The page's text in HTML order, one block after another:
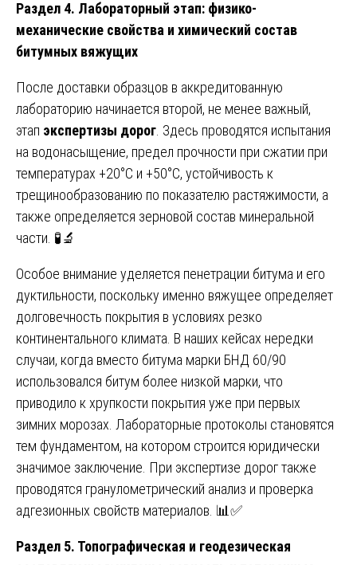
Раздел 4. Лабораторный этап: физико-
механические свойства и химический состав
битумных вяжущих
После доставки образцов в аккредитованную
лабораторию начинается второй, не менее важный,
этап экспертизы дорог . Здесь проводятся испытания
на водонасыщение, предел прочности при сжатии при
температурах +20°С и +50°С, устойчивость к
трещинообразованию по показателю растяжимости, а
также определяется зерновой состав минеральной
части. 🧪🔬
Особое внимание уделяется пенетрации битума и его
дуктильности, поскольку именно вяжущее определяет
долговечность покрытия в условиях резко
континентального климата. В наших кейсах нередки
случаи, когда вместо битума марки БНД 60/90
использовался битум более низкой марки, что
приводило к хрупкости покрытия уже при первых
зимних морозах. Лабораторные протоколы становятся
тем фундаментом, на котором строится юридически
значимое заключение. При экспертизе дорог также
проводятся гранулометрический анализ и проверка
адгезионных свойств материалов. 📊✅
Раздел 5. Топографическая и геодезическая